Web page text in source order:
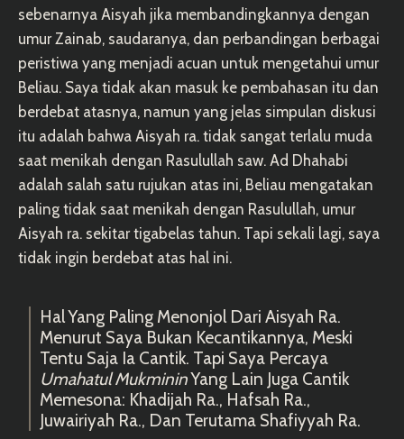
sebenarnya Aisyah jika membandingkannya dengan
umur Zainab, saudaranya, dan perbandingan berbagai
peristiwa yang menjadi acuan untuk mengetahui umur
Beliau. Saya tidak akan masuk ke pembahasan itu dan
berdebat atasnya, namun yang jelas simpulan diskusi
itu adalah bahwa Aisyah ra. tidak sangat terlalu muda
saat menikah dengan Rasulullah saw. Ad Dhahabi
adalah salah satu rujukan atas ini, Beliau mengatakan
paling tidak saat menikah dengan Rasulullah, umur
Aisyah ra. sekitar tigabelas tahun. Tapi sekali lagi, saya
tidak ingin berdebat atas hal ini.
Hal Yang Paling Menonjol Dari Aisyah Ra.
Menurut Saya Bukan Kecantikannya, Meski
Tentu Saja Ia Cantik. Tapi Saya Percaya
Umahatul MukmininYang Lain Juga Cantik
Memesona: Khadijah Ra., Hafsah Ra.,
Juwairiyah Ra., Dan Terutama Shafiyyah Ra.